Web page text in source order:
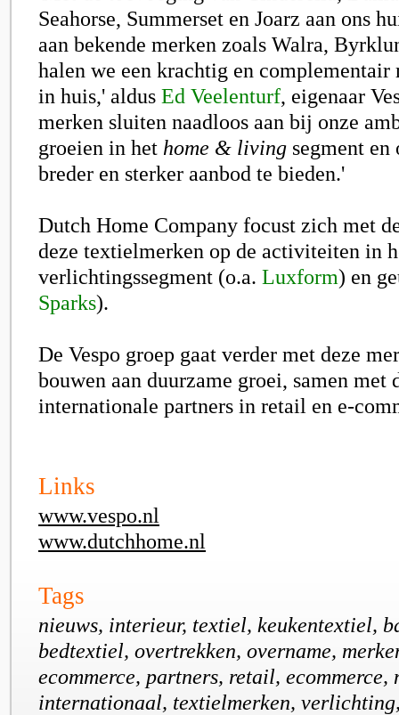
Seahorse, Summerset en Joarz aan ons
aan bekende merken zoals Walra,
halen we een krachtig en
in huis,' aldus Ed Veelenturf, eigenaar
merken sluiten naadloos aan bij onze
groeien in het home & living segment en
breder en sterker aanbod te bieden.'
Dutch Home Company focust zich met
deze textielmerken op de activiteiten in
verlichtingssegment (o.a. Luxform) en
Sparks).
De Vespo groep gaat verder met deze
bouwen aan duurzame groei, samen met
internationale partners in retail en e-
Links
www.vespo.nl
www.dutchhome.nl
Tags
nieuws, interieur, textiel, keukentextiel,
bedtextiel, overtrekken, overname,
ecommerce, partners, retail, ecommerce,
internationaal, textielmerken,